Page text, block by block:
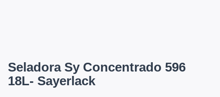
Seladora Sy Concentrado 596
18L- Sayerlack